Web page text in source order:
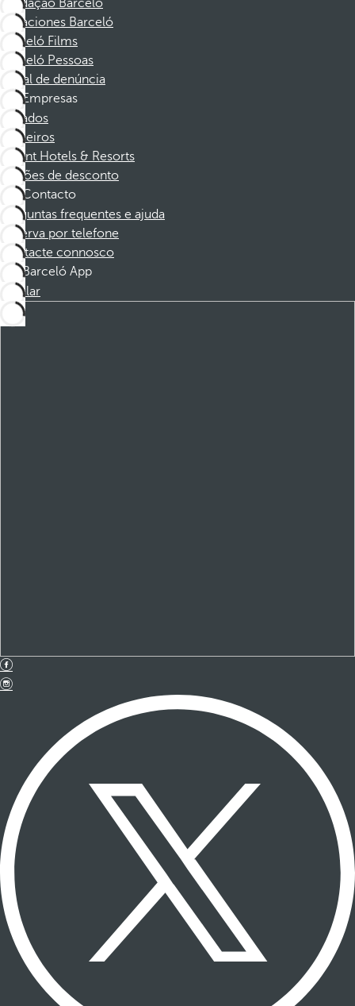
Fundação Barceló
Vacaciones Barceló
Barceló Films
Barceló Pessoas
Canal de denúncia
Empresas
Afiliados
Parceiros
Dorint Hotels & Resorts
Cupões de desconto
Contacto
Perguntas frequentes e ajuda
Reserva por telefone
Contacte connosco
Barceló App
Instalar